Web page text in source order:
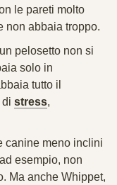
le pareti molto
non abbaia troppo.
pelosetto non si
solo in
tutto il
stress,
canine meno inclini
esempio, non
Ma anche Whippet,